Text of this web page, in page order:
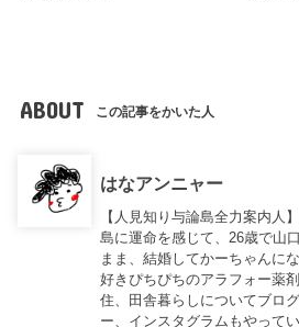
ABOUT この記事をかいた人
はなアンニャー
【人見知り与論島全力案内人
島に運命を感じて、26歳で山
まま、結婚してかーちゃんに
好きぴちぴちのアラフォー薬
住、田舎暮らしについてブロ
ー、インスタグラムもやってい